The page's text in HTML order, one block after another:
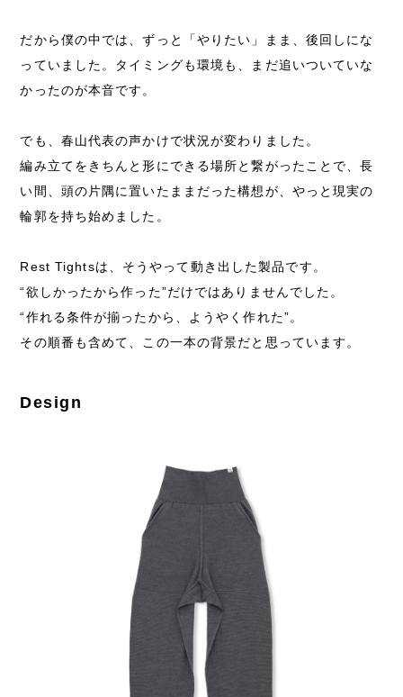
だから僕の中では、ずっと「やりたい」まま、後回しにな
っていました。タイミングも環境も、まだ追いついていな
かったのが本音です。
でも、春山代表の声かけで状況が変わりました。
編み立てをきちんと形にできる場所と繋がったことで、長
い間、頭の片隅に置いたままだった構想が、やっと現実の
輪郭を持ち始めました。
Rest Tightsは、そうやって動き出した製品です。
“欲しかったから作った”だけではありませんでした。
“作れる条件が揃ったから、ようやく作れた”。
その順番も含めて、この一本の背景だと思っています。
Design